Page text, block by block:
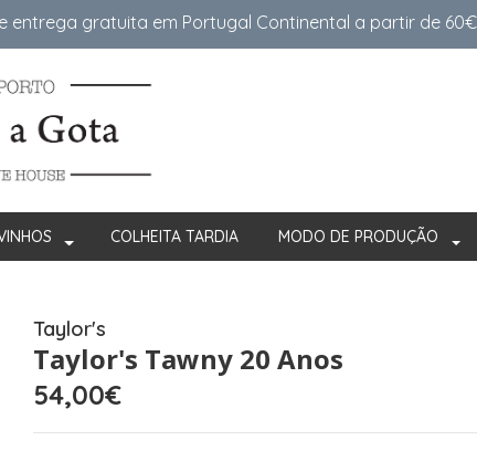
entrega gratuita em Portugal Continental a partir de 60€
COLHEITA TARDIA MODO DE PRODUÇÃO
Taylor's
Taylor's Tawny 20 Anos
54,00€